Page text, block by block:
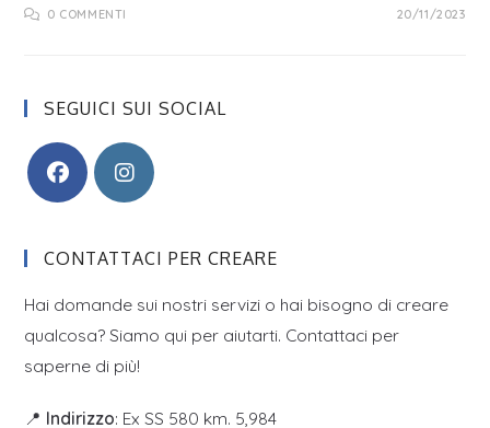
0 COMMENTI 20/11/2023
SEGUICI SUI SOCIAL
CONTATTACI PER CREARE
Hai domande sui nostri servizi o hai bisogno di creare
qualcosa? Siamo qui per aiutarti. Contattaci per
saperne di più!
📍 Indirizzo: Ex SS 580 km. 5,984